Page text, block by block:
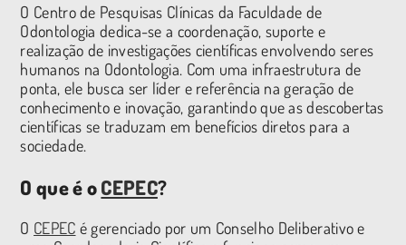
O Centro de Pesquisas Clínicas da Faculdade de
Odontologia dedica-se a coordenação, suporte e
realização de investigações científicas envolvendo seres
humanos na Odontologia. Com uma infraestrutura de
ponta, ele busca ser líder e referência na geração de
conhecimento e inovação, garantindo que as descobertas
científicas se traduzam em benefícios diretos para a
sociedade.
O que é oCEPEC?
O CEPEC é gerenciado por um Conselho Deliberativo e